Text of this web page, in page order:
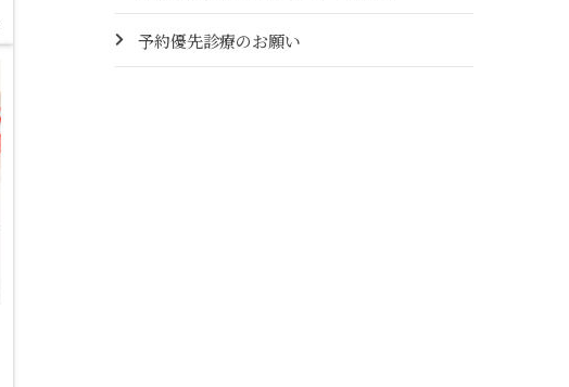
予約優先診療のお願い